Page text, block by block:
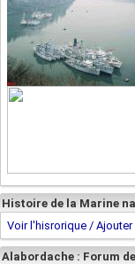
Histoire de la Marine
Voir l'hisrorique /
Alabordache : Forum